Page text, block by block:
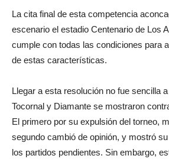
La cita final de esta competencia
escenario el estadio Centenario de Los
cumple con todas las condiciones para
de estas características.
Llegar a esta resolución no fue sencilla
Tocornal y Diamante se mostraron
El primero por su expulsión del torneo,
segundo cambió de opinión, y mostró
los partidos pendientes. Sin embargo,